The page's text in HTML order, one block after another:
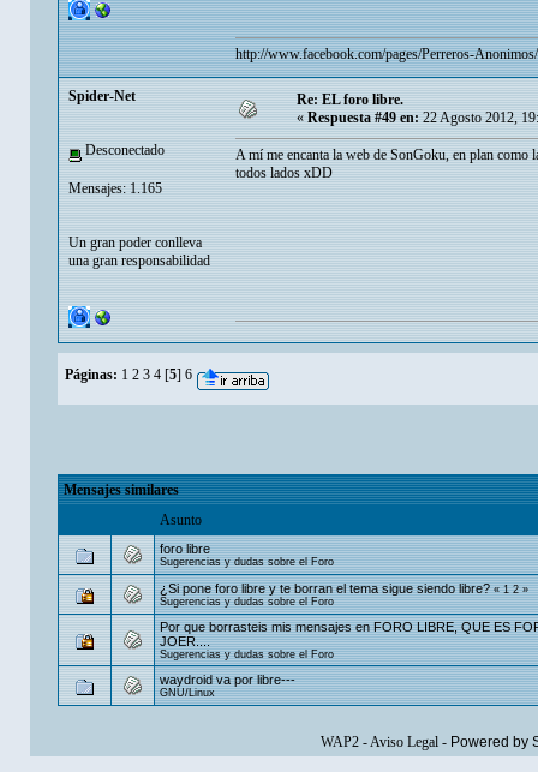
http://www.facebook.com/pages/Perreros-
Spider-Net
Desconectado
Mensajes: 1.165
Un gran poder conlleva
una gran responsabilidad
Re: EL foro libre.
« Respuesta #49 en: 22 Agosto 2012,
A mí me encanta la web de SonGoku, en plan
todos lados xDD
Páginas: 1 2 3 4 [5] 6
Mensajes similares
Asunto
foro libre
Sugerencias y dudas sobre el Foro
¿Si pone foro libre y te borran el tema sigue siendo libre? «1 2»
Sugerencias y dudas sobre el Foro
Por que borrasteis mis mensajes en FORO LIBRE, QUE ES
JOER....
Sugerencias y dudas sobre el Foro
waydroid va por libre---
GNU/Linux
WAP2-Aviso Legal- Powered by